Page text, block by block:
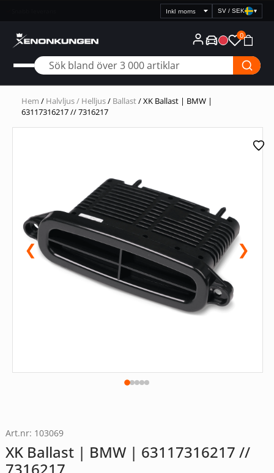
Välj
prisvisning
SV / SEK ▾
0
Hem / Halvljus / Helljus/ Ballast/ XK Ballast | BMW |
63117316217 // 7316217
❮ ❯
Art.nr: 103069
XK Ballast | BMW | 63117316217 //